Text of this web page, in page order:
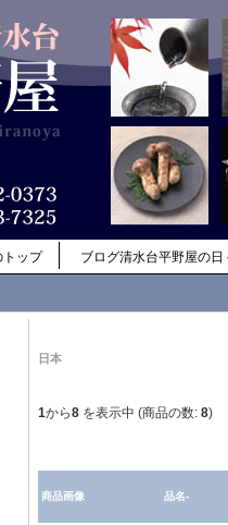
ップ ブログ清水台平野屋の日
日本
1から8 を表示中 (商品の数: 8)
商品画像 品名-